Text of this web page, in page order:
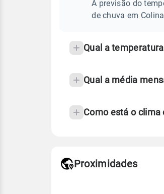
frequentes
temperatura
A previsão do
de chuva em Colina
Qual a
Qual a média
Como está o clima
de Tempo e
Proximidades